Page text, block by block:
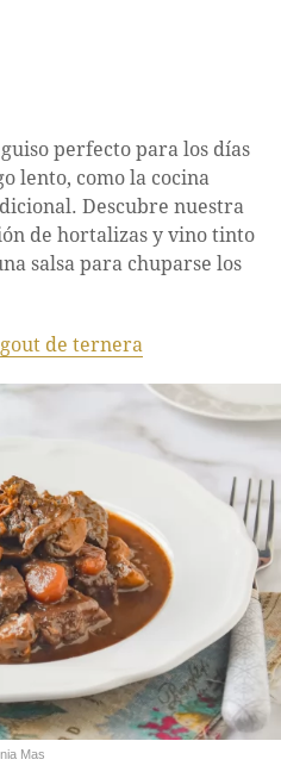
perfecto para los días
lento, como la cocina
Descubre nuestra
de hortalizas y vino tinto
salsa para chuparse los
de ternera
Mas